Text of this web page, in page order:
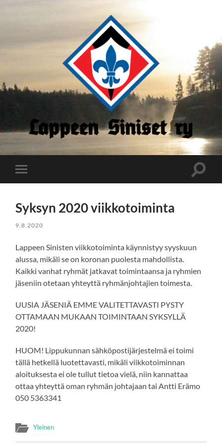
Siniset
Toggle
mobile
Toggle
Syksyn 2020 viikkotoiminta
9.8.2020
Lappeen Sinisten viikkotoiminta käynnistyy syyskuun
alussa, mikäli se on koronan puolesta mahdollista.
Kaikki vanhat ryhmät jatkavat toimintaansa ja ryhmien
jäseniin otetaan yhteyttä ryhmänjohtajien toimesta.
UUSIA JÄSENIÄ EMME VALITETTAVASTI PYSTY
OTTAMAAN MUKAAN TOIMINTAAN SYKSYLLÄ
2020!
HUOM! Lippukunnan sähköpostijärjestelmä ei toimi
tällä hetkellä luotettavasti, mikäli viikkotoiminnan
aloituksesta ei ole tullut tietoa vielä, niin kannattaa
ottaa yhteyttä oman ryhmän johtajaan tai Antti Erämo
050 5363341
Yleinen